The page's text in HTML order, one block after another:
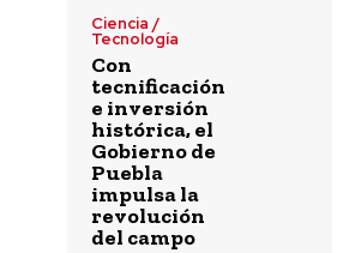
Ciencia /
Tecnología
Con
tecnificación
e inversión
histórica, el
Gobierno de
Puebla
impulsa la
revolución
del campo